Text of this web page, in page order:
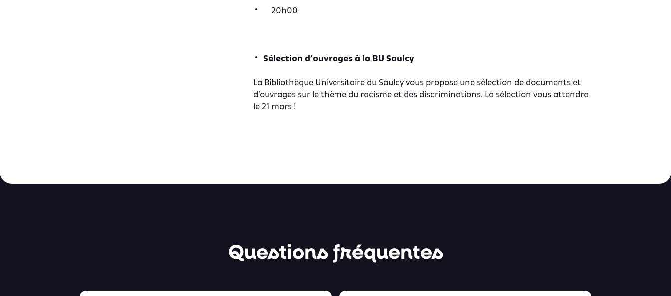
20h00
Sélection d’ouvrages à la BU Saulcy
La Bibliothèque Universitaire du Saulcy vous propose une sélection de documents et
d’ouvrages sur le thème du racisme et des discriminations. La sélection vous attendra
le 21 mars !
Questions fréquentes